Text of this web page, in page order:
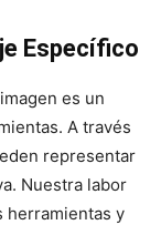
Específico
es un
A través
representar
Nuestra labor
herramientas y